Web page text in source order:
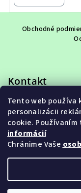
Tento web používa
personalizácii
cookie.
informácií
Chránime Vaše
i
Obchodné
Kontakt
eshop@adet.sk
+421 948 953 910